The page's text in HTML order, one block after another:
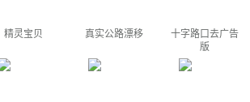
精灵宝贝 真实公路漂移
十字路口去广告
版